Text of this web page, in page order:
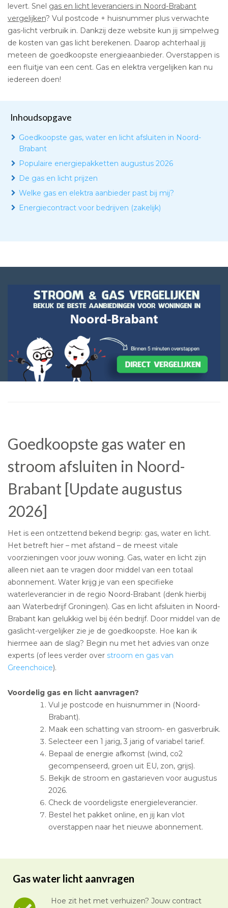
levert. Snel gas en licht leveranciers in Noord-Brabant
vergelijken? Vul postcode + huisnummer plus verwachte
gas-licht verbruik in. Dankzij deze website kun jij simpelweg
de kosten van gas licht berekenen. Daarop achterhaal jij
meteen de goedkoopste energieaanbieder. Overstappen is
een fluitje van een cent. Gas en elektra vergelijken kan nu
iedereen doen!
Inhoudsopgave
Goedkoopste gas, water en licht afsluiten in Noord-
Brabant
Populaire energiepakketten augustus 2026
De gas en licht prijzen
Welke gas en elektra aanbieder past bij mij?
Energiecontract voor bedrijven (zakelijk)
Goedkoopste gas water en
stroom afsluiten in Noord-
Brabant [Update augustus
2026]
Het is een ontzettend bekend begrip: gas, water en licht.
Het betreft hier – met afstand – de meest vitale
voorzieningen voor jouw woning. Gas, water en licht zijn
alleen niet aan te vragen door middel van een totaal
abonnement. Water krijg je van een specifieke
waterleverancier in de regio Noord-Brabant (denk hierbij
aan Waterbedrijf Groningen). Gas en licht afsluiten in Noord-
Brabant kan gelukkig wel bij één bedrijf. Door middel van de
gaslicht-vergelijker zie je de goedkoopste. Hoe kan ik
hiermee aan de slag? Begin nu met het advies van onze
experts (of lees verder over stroom en gas van
Greenchoice).
Voordelig gas en licht aanvragen?
Vul je postcode en huisnummer in (Noord-
Brabant).
Maak een schatting van stroom- en gasverbruik.
Selecteer een 1 jarig, 3 jarig of variabel tarief.
Bepaal de energie afkomst (wind, co2
gecompenseerd, groen uit EU, zon, grijs).
Bekijk de stroom en gastarieven voor augustus
2026.
Check de voordeligste energieleverancier.
Bestel het pakket online, en jij kan vlot
overstappen naar het nieuwe abonnement.
Gas water licht aanvragen
Hoe zit het met verhuizen? Jouw contract